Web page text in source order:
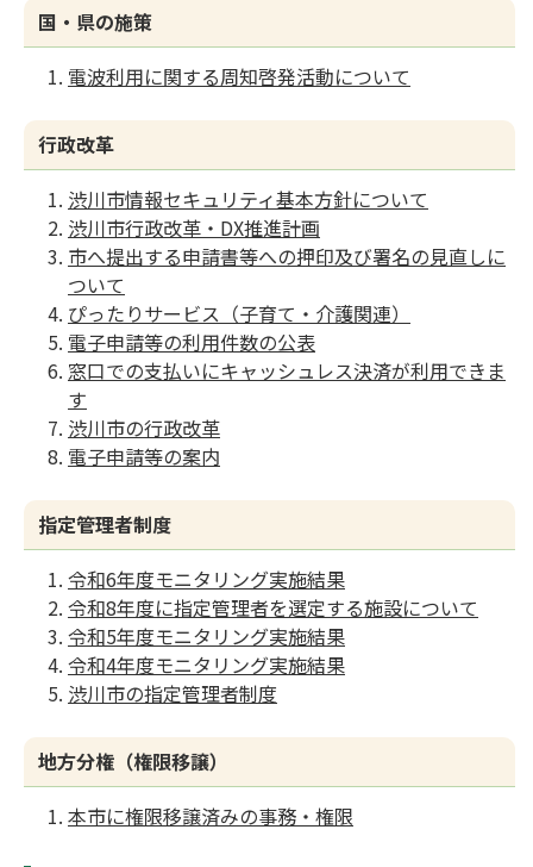
国・県の施策
電波利用に関する周知啓発活動について
行政改革
渋川市情報セキュリティ基本方針について
渋川市行政改革・DX推進計画
市へ提出する申請書等への押印及び署名の見直しに
ついて
ぴったりサービス（子育て・介護関連）
電子申請等の利用件数の公表
窓口での支払いにキャッシュレス決済が利用できま
す
渋川市の行政改革
電子申請等の案内
指定管理者制度
令和6年度モニタリング実施結果
令和8年度に指定管理者を選定する施設について
令和5年度モニタリング実施結果
令和4年度モニタリング実施結果
渋川市の指定管理者制度
地方分権（権限移譲）
本市に権限移譲済みの事務・権限